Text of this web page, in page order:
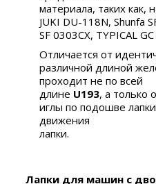
материала, таких как,
JUKI DU-118N, Shunfa
SF 0303CX, TYPICAL
Отличается от
различной длиной
проходит не по всей
длине U193, а только
иглы по подошве
движения
лапки.
Лапки для машин с